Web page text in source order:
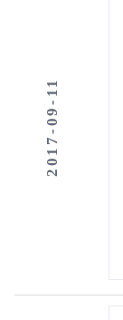
2017-09-11